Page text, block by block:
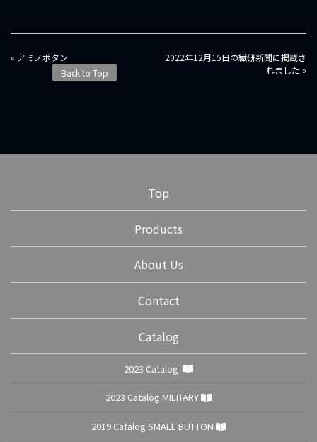
投
« アミノボタン
2022年12月15日の繊研新聞に掲載さ
れました »
Back to Top
Top
Products
About Us
Contact
Catalog
2023 Catalog
2023 Catalog MILITARY
2019 Catalog SMALL BUTTON